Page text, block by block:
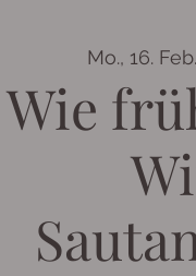
Mo., 16. Feb.
Wie